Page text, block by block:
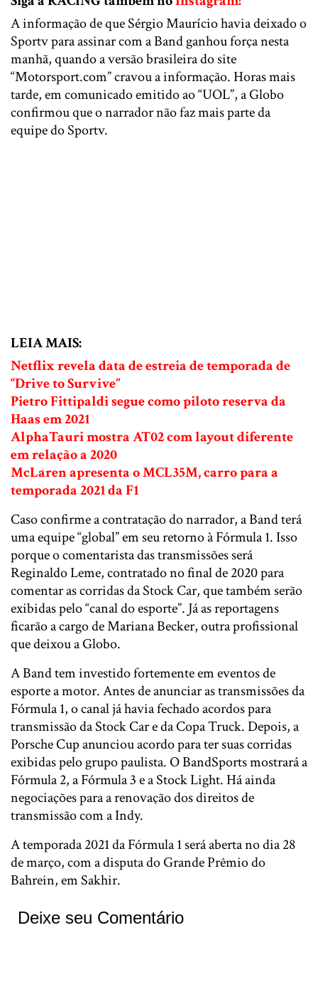
A informação de que Sérgio Maurício havia deixado o
Sportv para assinar com a Band ganhou força nesta
manhã, quando a versão brasileira do site
“Motorsport.com” cravou a informação. Horas mais
tarde, em comunicado emitido ao “UOL”, a Globo
confirmou que o narrador não faz mais parte da
equipe do Sportv.
LEIA MAIS:
Netflix revela data de estreia de temporada de
“Drive to Survive”
Pietro Fittipaldi segue como piloto reserva da
Haas em 2021
AlphaTauri mostra AT02 com layout diferente
em relação a 2020
McLaren apresenta o MCL35M, carro para a
temporada 2021 da F1
Caso confirme a contratação do narrador, a Band terá
uma equipe “global” em seu retorno à Fórmula 1. Isso
porque o comentarista das transmissões será
Reginaldo Leme, contratado no final de 2020 para
comentar as corridas da Stock Car, que também serão
exibidas pelo “canal do esporte”. Já as reportagens
ficarão a cargo de Mariana Becker, outra profissional
que deixou a Globo.
A Band tem investido fortemente em eventos de
esporte a motor. Antes de anunciar as transmissões da
Fórmula 1, o canal já havia fechado acordos para
transmissão da Stock Car e da Copa Truck. Depois, a
Porsche Cup anunciou acordo para ter suas corridas
exibidas pelo grupo paulista. O BandSports mostrará a
Fórmula 2, a Fórmula 3 e a Stock Light. Há ainda
negociações para a renovação dos direitos de
transmissão com a Indy.
A temporada 2021 da Fórmula 1 será aberta no dia 28
de março, com a disputa do Grande Prêmio do
Bahrein, em Sakhir.
Deixe seu Comentário